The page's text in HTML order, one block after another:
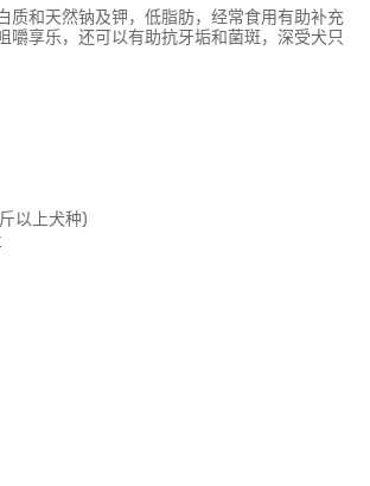
质和天然钠及钾，低脂肪，经常食用有助补充
嚼享乐，还可以有助抗牙垢和菌斑，深受犬只
以上犬种)